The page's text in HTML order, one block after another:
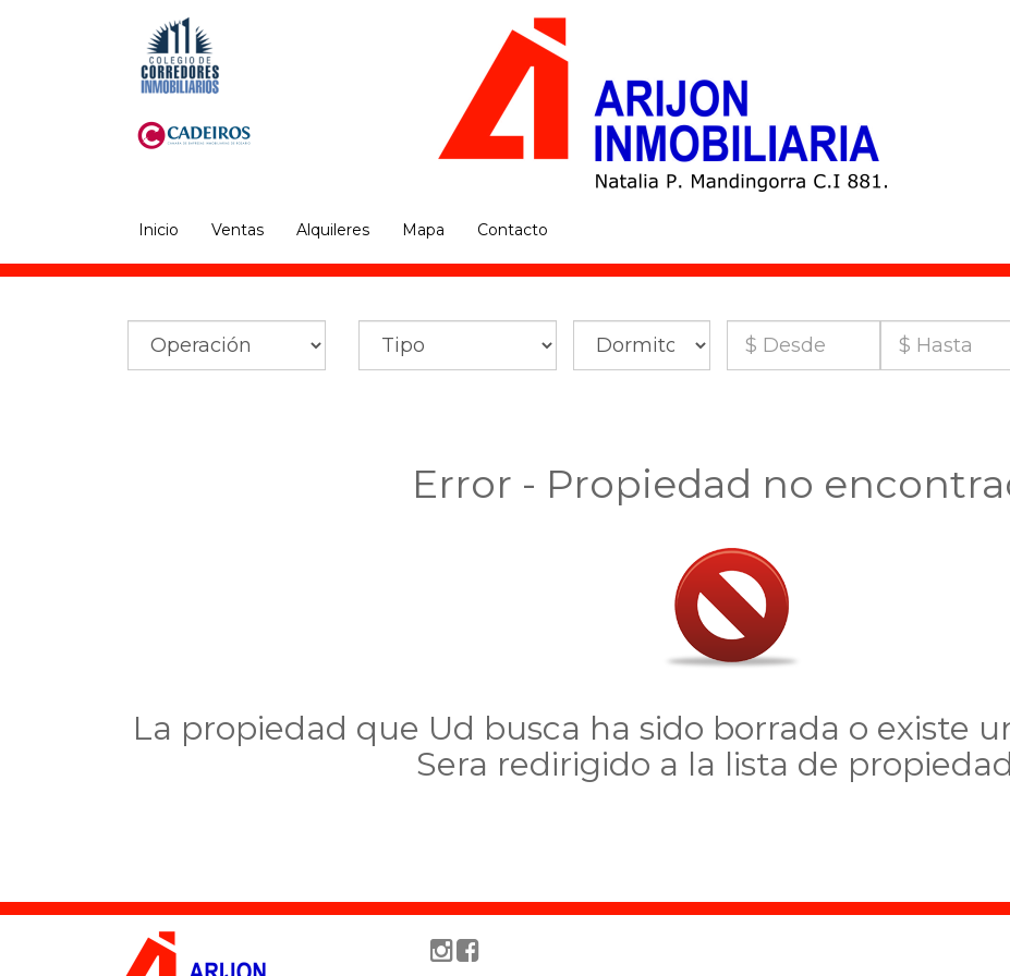
Inicio Ventas Alquileres Mapa Contacto
Error - Propiedad no
La propiedad que Ud busca ha sido borrada o existe
Sera redirigido a la lista de